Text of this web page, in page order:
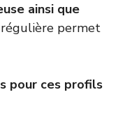
ainsi que
permet
pour ces profils